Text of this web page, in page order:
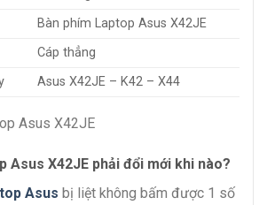
Bàn phím Laptop Asus X42JE
Cáp thẳng
Asus X42JE – K42 – X44
Asus X42JE phải đổi mới khi nào?
Asus bị liệt không bấm được 1 số